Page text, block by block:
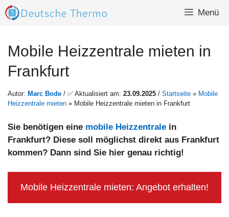
Zum
Inhalt
Menü
Mobile Heizzentrale mieten in
Frankfurt
Autor: Marc Bode / ✅ Aktualisiert am: 23.09.2025 / Startseite » Mobile
Heizzentrale mieten » Mobile Heizzentrale mieten in Frankfurt
Sie benötigen eine mobile Heizzentrale in
Frankfurt? Diese soll möglichst direkt aus Frankfurt
kommen? Dann sind Sie hier genau richtig!
Mobile Heizzentrale mieten: Angebot erhalten!